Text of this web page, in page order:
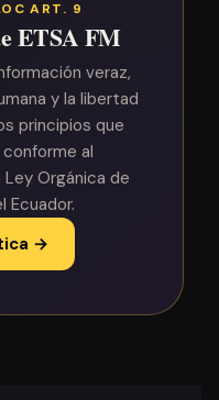
ART. 9
ETSA FM
veraz,
y la libertad
principios que
al
Orgánica de
Ecuador.
→